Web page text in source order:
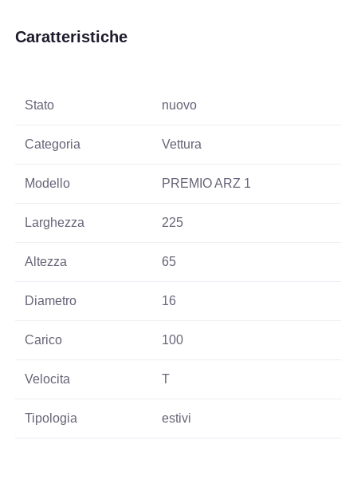
Caratteristiche
Stato nuovo
Categoria Vettura
Modello PREMIO ARZ 1
Larghezza 225
Altezza 65
Diametro 16
Carico 100
Velocita T
Tipologia estivi